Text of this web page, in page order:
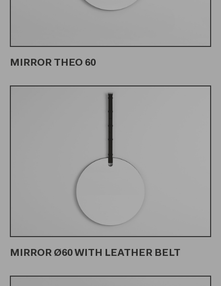
MIRROR THEO 60
MIRROR Ø60 WITH LEATHER BELT